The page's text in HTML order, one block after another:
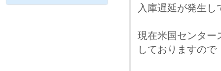
入庫遅延が発生し
現在米国センター
しておりますので